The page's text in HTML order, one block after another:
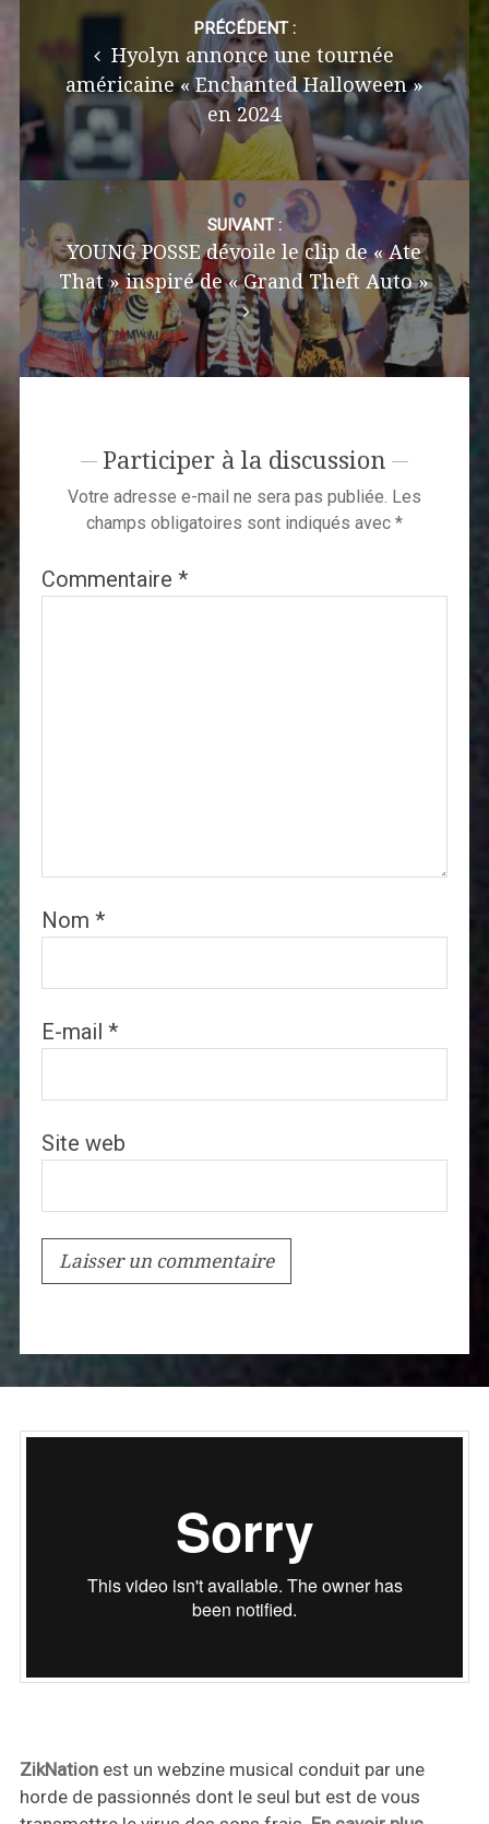
PRÉCÉDENT :
Hyolyn annonce une tournée
américaine « Enchanted Halloween »
en 2024
SUIVANT :
YOUNG POSSE dévoile le clip de « Ate
That » inspiré de « Grand Theft Auto »
Participer à la discussion
Votre adresse e-mail ne sera pas publiée. Les
champs obligatoires sont indiqués avec *
Commentaire *
Nom *
E-mail *
Site web
ZikNationest un webzine musical conduit par une
horde de passionnés dont le seul but est de vous